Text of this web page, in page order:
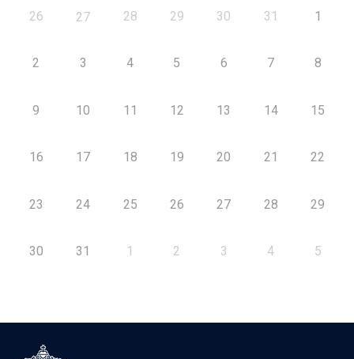
26 27 28 29 30 31 1
2 3 4 5 6 7 8
9 10 11 12 13 14 15
16 17 18 19 20 21 22
23 24 25 26 27 28 29
30 31 1 2 3 4 5